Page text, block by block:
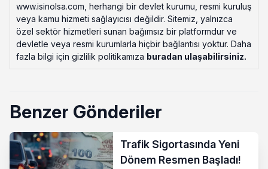
www.isinolsa.com, herhangi bir devlet kurumu, resmi kuruluş
veya kamu hizmeti sağlayıcısı değildir. Sitemiz, yalnızca
özel sektör hizmetleri sunan bağımsız bir platformdur ve
devletle veya resmi kurumlarla hiçbir bağlantısı yoktur. Daha
fazla bilgi için gizlilik politikamıza buradan ulaşabilirsiniz.
Benzer Gönderiler
Trafik Sigortasında Yeni
Dönem Resmen Başladı!